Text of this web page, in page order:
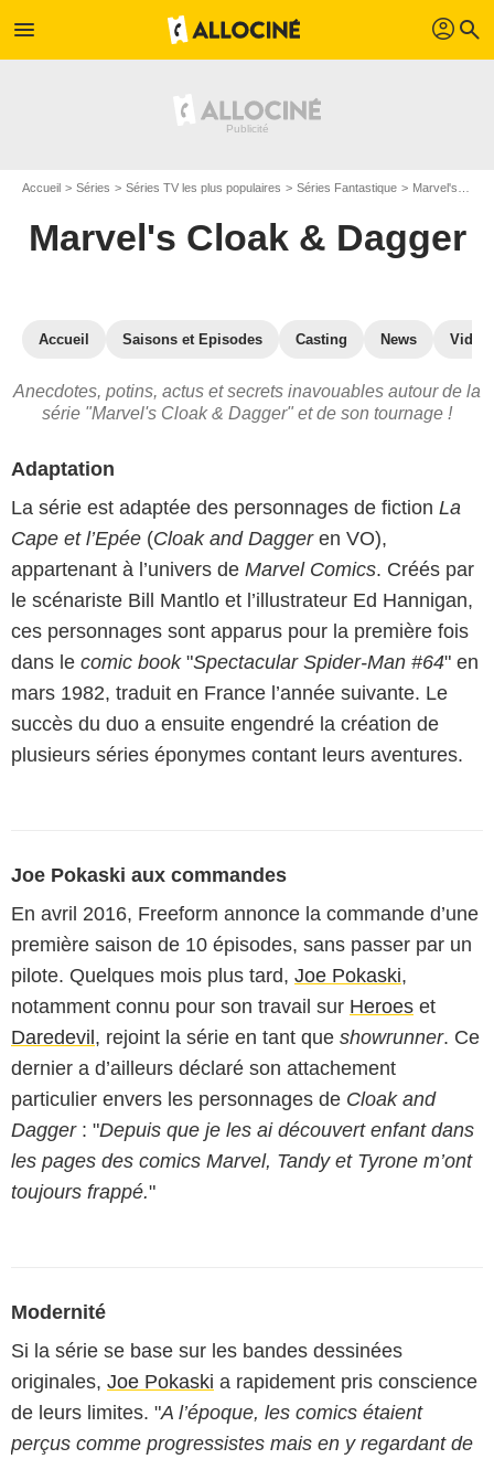
menu profil search
Accueil Séries Séries TV les plus populaires Séries Fantastique Marvel's Cloak & Dagger
Marvel's Cloak & Dagger
Accueil Saisons et Episodes Casting News
Anecdotes, potins, actus et secrets inavouables autour de la
série "Marvel's Cloak & Dagger" et de son tournage !
Adaptation
La série est adaptée des personnages de fiction La
Cape et l’Epée (Cloak and Daggeren VO),
appartenant à l’univers de Marvel Comics. Créés par
le scénariste Bill Mantlo et l’illustrateur Ed Hannigan,
ces personnages sont apparus pour la première fois
dans le comic book"Spectacular Spider-Man #64" en
mars 1982, traduit en France l’année suivante. Le
succès du duo a ensuite engendré la création de
plusieurs séries éponymes contant leurs aventures.
Joe Pokaski aux commandes
En avril 2016, Freeform annonce la commande d’une
première saison de 10 épisodes, sans passer par un
pilote. Quelques mois plus tard, Joe Pokaski,
notamment connu pour son travail sur Heroes et
Daredevil , rejoint la série en tant que showrunner. Ce
dernier a d’ailleurs déclaré son attachement
particulier envers les personnages de Cloak and
Dagger: "Depuis que je les ai découvert enfant dans
les pages des comics Marvel, Tandy et Tyrone m’ont
toujours frappé."
Modernité
Si la série se base sur les bandes dessinées
originales, Joe Pokaski a rapidement pris conscience
de leurs limites. "A l’époque, les comics étaient
perçus comme progressistes mais en y regardant de